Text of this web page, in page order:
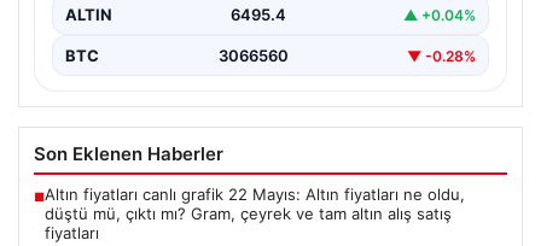
ALTIN 6495.4 ▲ +0.04%
BTC 3066560 ▼ -0.28%
Son Eklenen Haberler
■Altın fiyatları canlı grafik 22 Mayıs: Altın fiyatları ne oldu,
düştü mü, çıktı mı? Gram, çeyrek ve tam altın alış satış
fiyatları